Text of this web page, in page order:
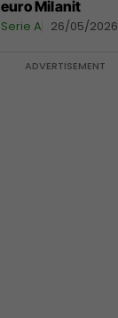
euro Milanit
Serie A 26/05/2026